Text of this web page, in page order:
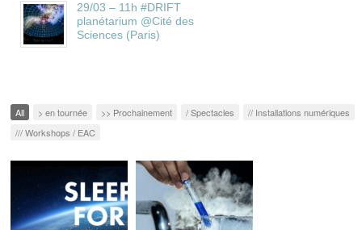
29/03 – 11h #DRIFT
planétarium @Cité des
Sciences (Paris)
All > en tournée >> Prochainement / Spectacles
// Installations numériques
/// Workshops / EAC